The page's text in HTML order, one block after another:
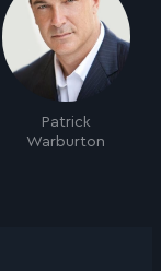
Patrick
Warburton